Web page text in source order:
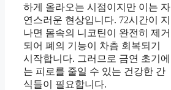
하게 올라오는 시점이지만 이는 자
연스러운 현상입니다. 72시간이 지
나면 몸속의 니코틴이 완전히 제거
되어 폐의 기능이 차츰 회복되기
시작합니다. 그러므로 금연 초기에
는 피로를 줄일 수 있는 건강한 간
식들이 필요합니다.